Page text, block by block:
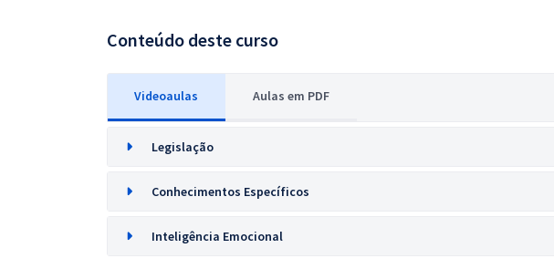
Conteúdo deste curso
Videoaulas Aulas em PDF
Legislação
Conhecimentos Específicos
Inteligência Emocional